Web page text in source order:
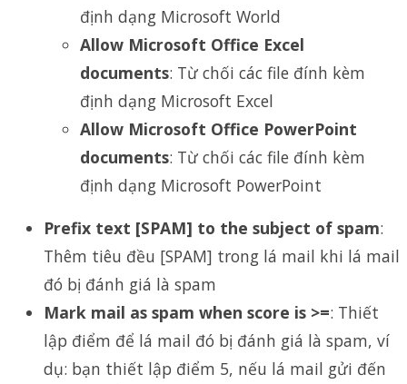
định dạng Microsoft World
Allow Microsoft Office Excel
documents: Từ chối các file đính kèm
định dạng Microsoft Excel
Allow Microsoft Office PowerPoint
documents: Từ chối các file đính kèm
định dạng Microsoft PowerPoint
Prefix text [SPAM] to the subject of spam:
Thêm tiêu đều [SPAM] trong lá mail khi lá mail
đó bị đánh giá là spam
Mark mail as spam when score is >=: Thiết
lập điểm để lá mail đó bị đánh giá là spam, ví
dụ: bạn thiết lập điểm 5, nếu lá mail gửi đến